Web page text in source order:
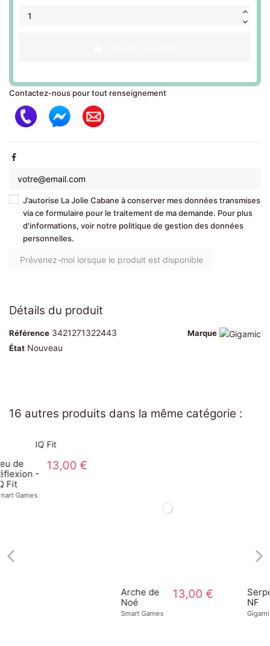
Contactez-nous pour tout renseignement
J’autorise La Jolie Cabane à conserver mes données transmises
via ce formulaire pour le traitement de ma demande. Pour plus
d'informations, voir notre politique de gestion des données
personnelles.
Détails du produit
Marque
Référence 3421271322443
État Nouveau
16 autres produits dans la même catégorie :
13,00 €
Serpentina
Gigamic
12,00 €